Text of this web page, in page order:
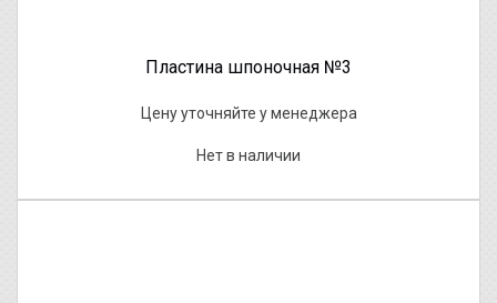
Пластина шпоночная №3
Цену уточняйте у менеджера
Нет в наличии